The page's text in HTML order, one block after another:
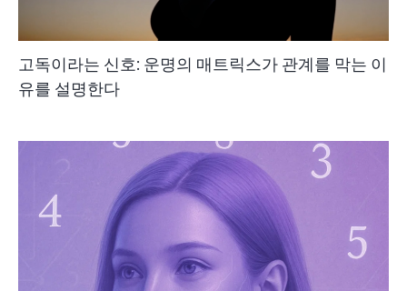
고독이라는 신호: 운명의 매트릭스가 관계를 막는 이
유를 설명한다